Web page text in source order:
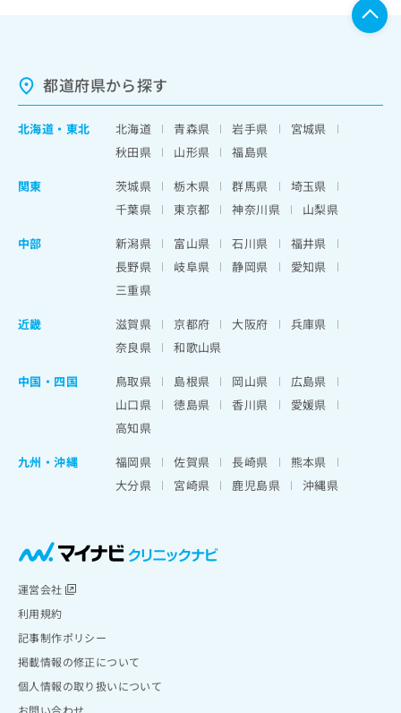
都道府県から探す
北海道 ・ 東北 北海道 青森県 岩手県
宮城県
秋田県
山形県
福島県
関東
茨城県 栃木県 群馬県
埼玉県
千葉県
東京都 神奈川県
山梨県
中部
新潟県 富山県 石川県
福井県
長野県
岐阜県 静岡県
愛知県
三重県
近畿
滋賀県 京都府 大阪府
兵庫県
奈良県
和歌山県
中国・四国
鳥取県 島根県 岡山県
広島県
山口県
徳島県 香川県
愛媛県
高知県
九州・沖縄
福岡県 佐賀県 長崎県
熊本県
大分県
宮崎県 鹿児島県 沖縄県
運営会社
利用規約
記事制作ポリシー
掲載情報の修正について
個人情報の取り扱いについて
お問い合わせ